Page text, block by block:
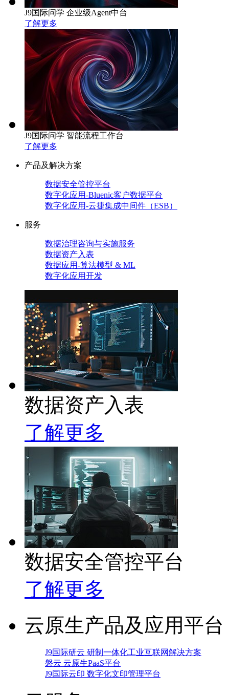
J9国际问学 企业级Agent中台
了解更多
J9国际问学 智能流程工作台
了解更多
产品及解决方案
数据安全管控平台
数字化应用-Bluenic客户数据平台
数字化应用-云捷集成中间件（ESB）
服务
数据治理咨询与实施服务
数据资产入表
数据应用-算法模型 & ML
数字化应用开发
数据资产入表
了解更多
数据安全管控平台
了解更多
云原生产品及应用平台
J9国际研云 研制一体化工业互联网解决方案
磐云 云原生PaaS平台
J9国际云印 数字化文印管理平台